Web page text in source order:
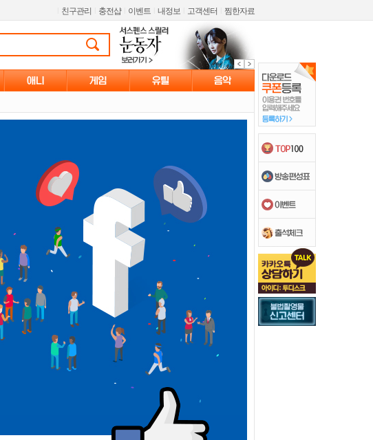
친구관리 충전샵 이벤트 내정보 고객센터 찜한자료